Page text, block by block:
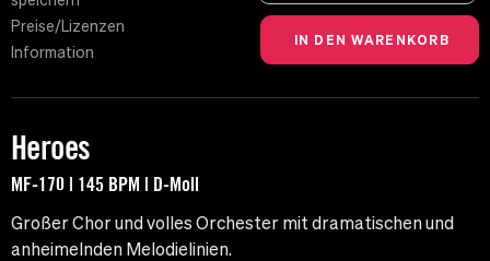
Preise/Lizenzen
Information
Heroes
MF-170 | 145 BPM | D-Moll
Großer Chor und volles Orchester mit dramatischen und
anheimelnden Melodielinien.